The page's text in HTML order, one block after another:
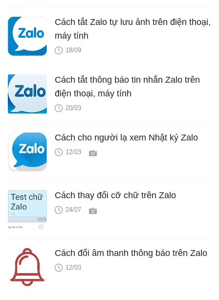
Cách tắt Zalo tự lưu ảnh trên điện thoại,
máy tính
18/09
Cách tắt thông báo tin nhắn Zalo trên
điện thoại, máy tính
20/03
Cách cho người lạ xem Nhật ký Zalo
12/03
Cách thay đổi cỡ chữ trên Zalo
24/07
Cách đổi âm thanh thông báo trên Zalo
12/03